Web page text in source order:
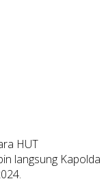
HUT
langsung Kapolda